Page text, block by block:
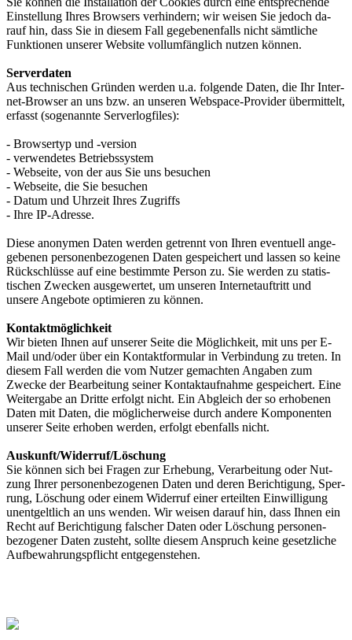
Ein­stel­lung Ihres Browsers ver­hindern; wir wei­sen Sie je­doch da­
rauf hin, dass Sie in diesem Fall ge­ge­benen­falls nicht sämt­liche
Funk­tionen unserer Web­site voll­umfäng­lich nut­zen kön­nen.
Serverdaten
Aus tech­nischen Gründ­en werden u.a. folgende Da­ten, die Ihr Inter­
net-Browser an uns bzw. an unseren Web­space-Provider übe­rmittelt,
erf­asst (soge­nannte Serve­rlogf­iles):
- Browsertyp und -version
- verwendetes Betriebssystem
- Webseite, von der aus Sie uns besuchen
- Webseite, die Sie besuchen
- Datum und Uhrzeit Ihres Zugriffs
- Ihre IP-Adresse.
Diese anonymen Daten wer­den getrennt von Ihren even­tuell ange­
gebenen personen­bezogenen Da­ten ge­speichert und lassen so keine
Rück­schlüsse auf eine be­stimmte Per­son zu. Sie wer­den zu statis­
tischen Zwecken aus­gewertet, um unseren Internet­auftritt und
unsere An­gebote opti­mieren zu kön­nen.
Kontaktmöglichkeit
Wir bieten Ihnen auf unserer Sei­te die Mög­lich­keit, mit uns per E-
Mail und/oder über ein Kontakt­formu­lar in Ver­bin­dung zu tret­en. In
die­sem Fall werden die vom Nut­zer ge­machten An­gab­en zum
Zwecke der Be­arbei­tung seiner Kontakt­aufnahme ge­speichert. Eine
Weiter­gabe an Dritte erfolgt nicht. Ein Ab­gleich der so erho­benen
Da­ten mit Da­ten, die mög­licher­weise durch andere Kompo­nenten
unserer Sei­te erhoben werden, er­folgt eben­falls nicht.
Auskunft/Widerruf/Löschung
Sie können sich bei Fra­gen zur Er­heb­ung, Ver­arbei­tung oder Nut­
zung Ihrer personen­bezoge­nen Da­ten und deren Berich­tigung, Sper­
rung, Lö­schung oder einem Wider­ruf einer erteil­ten Ein­willigung
unent­gelt­lich an uns wen­den. Wir wei­sen darauf hin, dass Ihnen ein
Recht auf Be­rich­ti­gung fal­scher Da­ten oder Lö­schung personen­
bezo­gener Da­ten zu­steht, sollte diesem An­spruch keine ge­setz­liche
Auf­bewah­rungs­pflicht ent­gegen­stehen.